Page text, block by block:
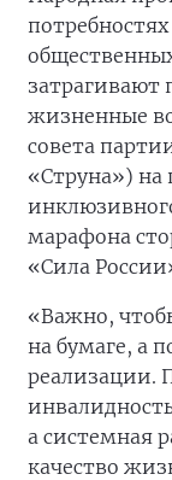
затрагивают
жизненные
совета
«Струна»)
марафона
«Сила
«Важно,
на бумаге, а
реализации.
а системная
качество